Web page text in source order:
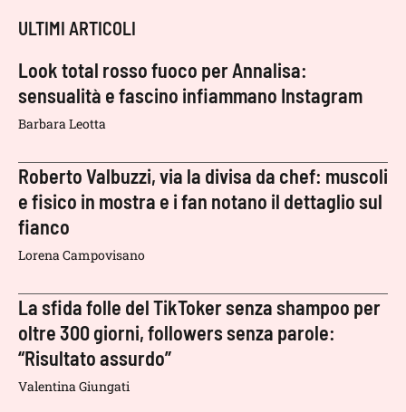
ULTIMI ARTICOLI
Look total rosso fuoco per Annalisa:
sensualità e fascino infiammano Instagram
Barbara Leotta
Roberto Valbuzzi, via la divisa da chef: muscoli
e fisico in mostra e i fan notano il dettaglio sul
fianco
Lorena Campovisano
La sfida folle del TikToker senza shampoo per
oltre 300 giorni, followers senza parole:
“Risultato assurdo”
Valentina Giungati